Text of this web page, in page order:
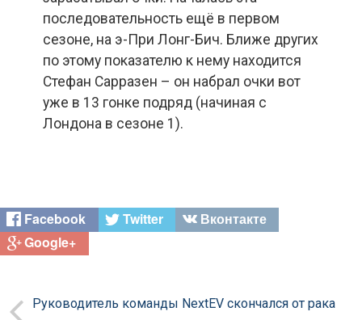
последовательность ещё в первом
сезоне, на э-При Лонг-Бич. Ближе других
по этому показателю к нему находится
Стефан Сарразен – он набрал очки вот
уже в 13 гонке подряд (начиная с
Лондона в сезоне 1).
Facebook Twitter
Вконтакте
Google+
Руководитель команды NextEV скончался от рака